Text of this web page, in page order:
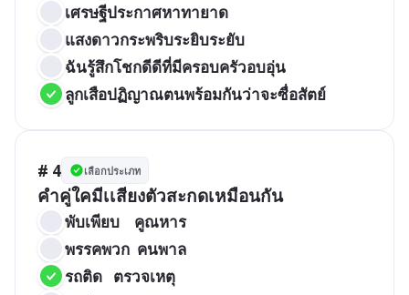
เศรษฐีประกาศหาทายาด
แสงดาวกระพริบระยิบระยับ
ฉันรู้สึกโชกดีดีที่มีครอบครัวอบอุ่น
ลูกเสือปฏิญาณตนพร้อมกันว่าจะซื่อสัตย์
# 4 เลือกประเภท
คำคู่ใคมีเเสียงตัวสะกดเหมือนกัน
พับเพียบ    คูณหาร
พรรคพวก  คนพาล
รถติด   ตรวจเหตุ